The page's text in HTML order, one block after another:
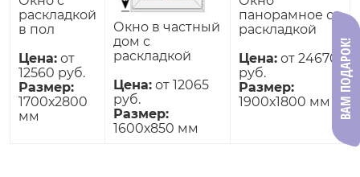
раскладкой
в пол
Цена: от
12560 руб.
Размер:
1700х2800
мм
Окно в частный
дом с
раскладкой
Цена: от 12065
руб.
Размер:
1600х850 мм
панорамное с
раскладкой
Цена: от 24670
руб.
Размер:
1900х1800 мм
ВАМ ПОДАРОК!